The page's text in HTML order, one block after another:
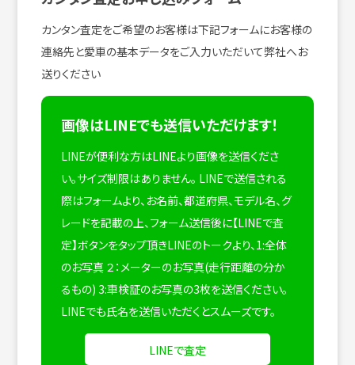
カンタン査定をご希望のお客様は下記フォームにお客様の
連絡先と愛車の基本データをご入力いただいて弊社へお
送りください
画像はLINEでも送信いただけます！
LINEが便利な方はLINEより画像を送信くださ
い。サイズ制限はありません。 LINEで送信される
際はフォームより、お名前、都道府県、モデル名、グ
レードを記載の上、フォーム送信後に【LINEで査
定】ボタンをタップ頂きLINEのトークより、1:全体
のお写真 ２：メーターのお写真(走行距離の分か
るもの) 3:車検証のお写真の3枚を送信ください。
LINEでも氏名を送信いただくとスムーズです。
LINEで査定